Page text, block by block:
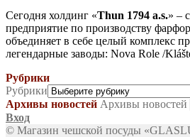
Сегодня холдинг «Thun 1794 a.s.» –
предприятие по производству
объединяет в себе целый комплекс
легендарные заводы: Nova Role /
Рубрики
Рубрики
Архивы новостей Архивы новостей
Вход
© Магазин чешской посуды